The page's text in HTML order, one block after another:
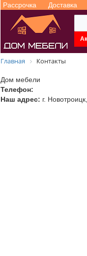
Рассрочка Доставка
Главная Контакты
Дом мебели
Телефон:
Наш адрес: г. Новотроицк